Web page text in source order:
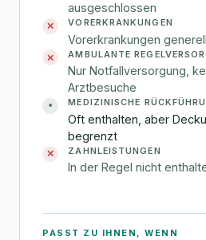
ausgeschlossen
✕ VORERKRANKUNGEN
Vorerkrankungen
✕ AMBULANTE
Nur Notfallversorgung,
Arztbesuche
• MEDIZINISCHE
Oft enthalten, aber
begrenzt
✕ ZAHNLEISTUNGEN
In der Regel nicht
PASST ZU IHNEN, WENN